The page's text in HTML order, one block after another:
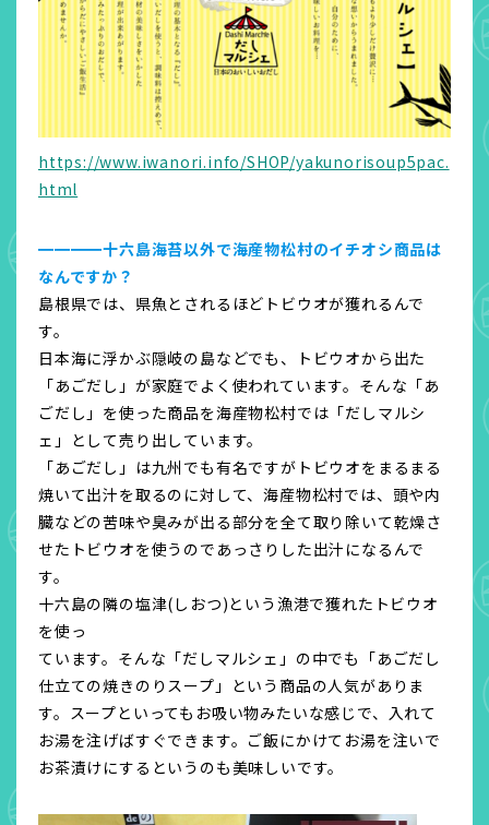
https://www.iwanori.info/SHOP/yakunorisoup5pac.
html
━━━━十六島海苔以外で海産物松村のイチオシ商品は
なんですか？
島根県では、県魚とされるほどトビウオが獲れるんで
す。
日本海に浮かぶ隠岐の島などでも、トビウオから出た
「あごだし」が家庭でよく使われています。そんな「あ
ごだし」を使った商品を海産物松村では「だしマルシ
ェ」として売り出しています。
「あごだし」は九州でも有名ですがトビウオをまるまる
焼いて出汁を取るのに対して、海産物松村では、頭や内
臓などの苦味や臭みが出る部分を全て取り除いて乾燥さ
せたトビウオを使うのであっさりした出汁になるんで
す。
十六島の隣の塩津(しおつ)という漁港で獲れたトビウオ
を使っ
ています。そんな「だしマルシェ」の中でも「あごだし
仕立ての焼きのりスープ」という商品の人気がありま
す。スープといってもお吸い物みたいな感じで、入れて
お湯を注げばすぐできます。ご飯にかけてお湯を注いで
お茶漬けにするというのも美味しいです。